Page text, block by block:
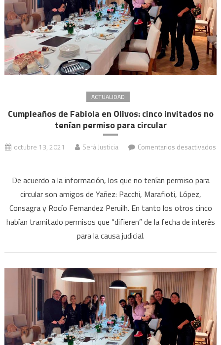
ACTUALIDAD
Cumpleaños de Fabiola en Olivos: cinco invitados no
tenían permiso para circular
octubre 13, 2021 Será Justicia
Comentarios desactivados
de
Fabiola
en
Olivos:
cinco
tenían
permiso
para
circular
De acuerdo a la información, los que no tenían permiso para
circular son amigos de Yañez: Pacchi, Marafioti, López,
Consagra y Rocío Fernandez Peruilh. En tanto los otros cinco
habían tramitado permisos que “difieren” de la fecha de interés
para la causa judicial.